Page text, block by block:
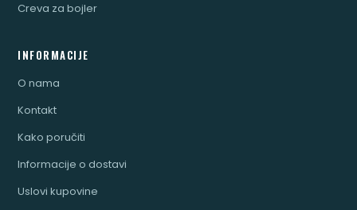
Creva za bojler
INFORMACIJE
O nama
Kontakt
Kako poručiti
Informacije o dostavi
Uslovi kupovine